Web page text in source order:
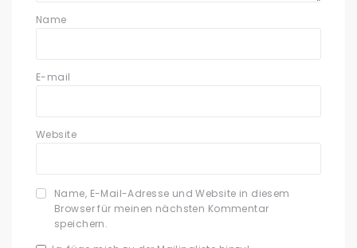
Name
E-mail
Website
Name, E-Mail-Adresse und Website in diesem
Browser für meinen nächsten Kommentar
speichern.